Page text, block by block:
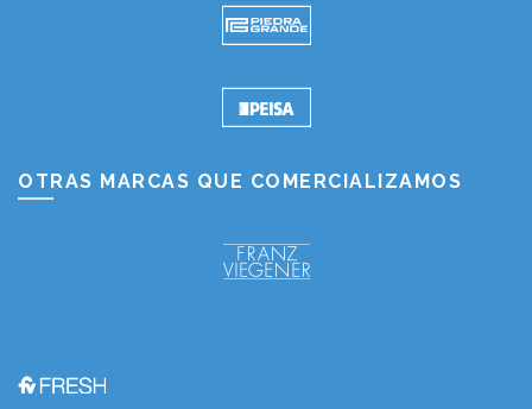
OTRAS MARCAS QUE COMERCIALIZAMOS